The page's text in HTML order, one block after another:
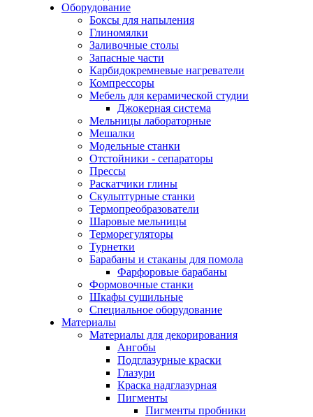
Оборудование
Боксы для напыления
Глиномялки
Заливочные столы
Запасные части
Карбидокремневые нагреватели
Компрессоры
Мебель для керамической студии
Джокерная система
Мельницы лабораторные
Мешалки
Модельные станки
Отстойники - сепараторы
Прессы
Раскатчики глины
Скульптурные станки
Термопреобразователи
Шаровые мельницы
Терморегуляторы
Турнетки
Барабаны и стаканы для помола
Фарфоровые барабаны
Формовочные станки
Шкафы сушильные
Специальное оборудование
Материалы
Материалы для декорирования
Ангобы
Подглазурные краски
Глазури
Краска надглазурная
Пигменты
Пигменты пробники